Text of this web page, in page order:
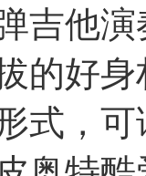
吉他
的好
式，